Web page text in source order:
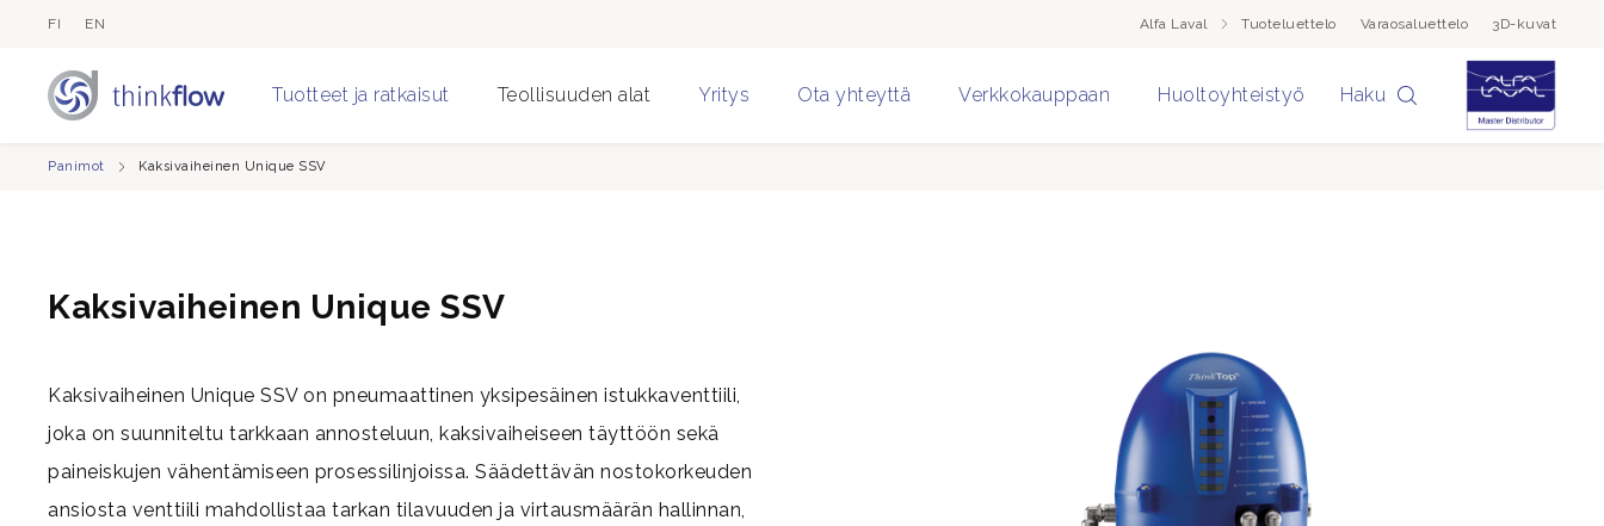
FI EN Alfa Laval Tuoteluettelo Varaosaluettelo 3D-kuvat
Tuotteet ja ratkaisut Teollisuuden alat Yritys Ota yhteyttä Verkkokauppaan Huoltoyhteistyö Haku
Panimot Kaksivaiheinen Unique SSV
Kaksivaiheinen Unique SSV
Kaksivaiheinen Unique SSV on pneumaattinen yksipesäinen istukkaventtiili,
joka on suunniteltu tarkkaan annosteluun, kaksivaiheiseen täyttöön sekä
paineiskujen vähentämiseen prosessilinjoissa. Säädettävän nostokorkeuden
ansiosta venttiili mahdollistaa tarkan tilavuuden ja virtausmäärän hallinnan,